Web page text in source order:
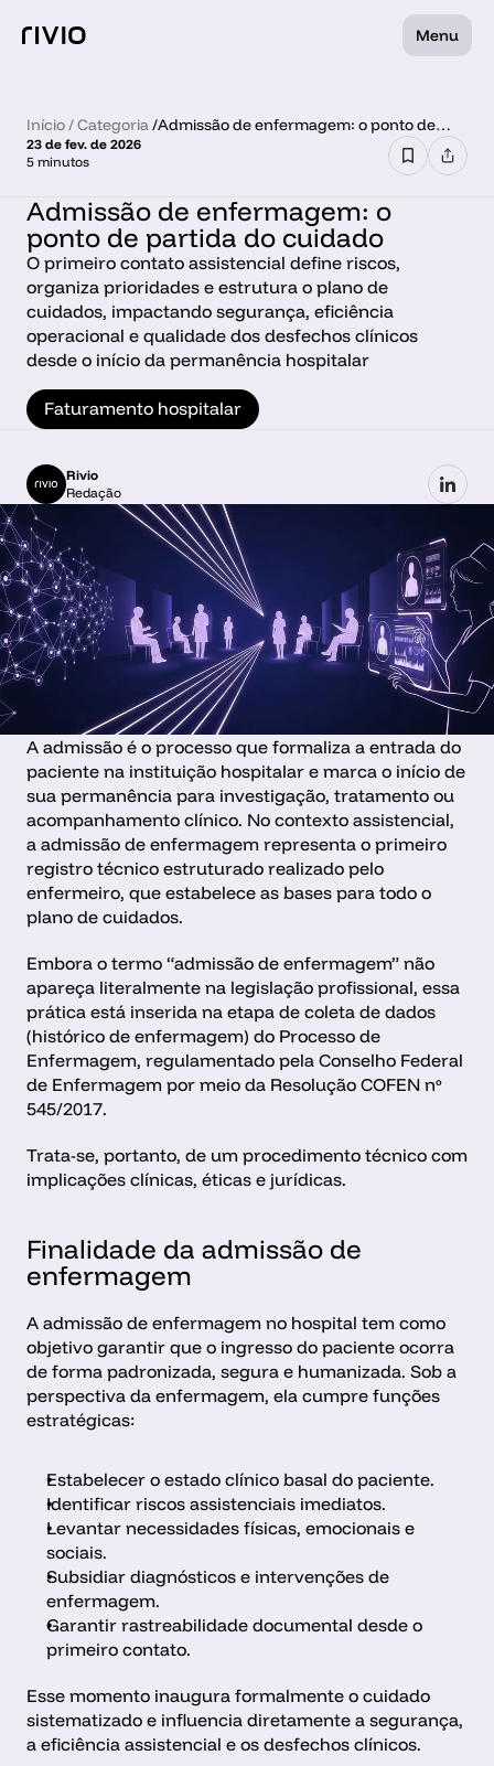
Menu
Início / Categoria /Admissão de enfermagem: o ponto de
Admissão de enfermagem: o
ponto de partida do cuidado
O primeiro contato assistencial define riscos,
organiza prioridades e estrutura o plano de
cuidados, impactando segurança, eficiência
operacional e qualidade dos desfechos clínicos
desde o início da permanência hospitalar
Faturamento hospitalar
Rivio
Redação
23 de fev. de 2026
5 minutos
A admissão é o processo que formaliza a entrada do
paciente na instituição hospitalar e marca o início de
sua permanência para investigação, tratamento ou
acompanhamento clínico. No contexto assistencial,
a admissão de enfermagem representa o primeiro
registro técnico estruturado realizado pelo
enfermeiro, que estabelece as bases para todo o
plano de cuidados.
Embora o termo “admissão de enfermagem” não
apareça literalmente na legislação profissional, essa
prática está inserida na etapa de coleta de dados
(histórico de enfermagem) do Processo de
Enfermagem, regulamentado pela Conselho Federal
de Enfermagem por meio da Resolução COFEN nº
545/2017.
Trata-se, portanto, de um procedimento técnico com
implicações clínicas, éticas e jurídicas.
Finalidade da admissão de
enfermagem
A admissão de enfermagem no hospital tem como
objetivo garantir que o ingresso do paciente ocorra
de forma padronizada, segura e humanizada. Sob a
perspectiva da enfermagem, ela cumpre funções
estratégicas:
Estabelecer o estado clínico basal do paciente.
Identificar riscos assistenciais imediatos.
Levantar necessidades físicas, emocionais e
sociais.
Subsidiar diagnósticos e intervenções de
enfermagem.
Garantir rastreabilidade documental desde o
primeiro contato.
Esse momento inaugura formalmente o cuidado
sistematizado e influencia diretamente a segurança,
a eficiência assistencial e os desfechos clínicos.